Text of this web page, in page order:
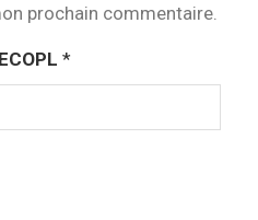
prochain commentaire.
*